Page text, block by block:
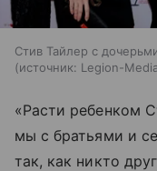
Стив Тайлер с
источник: Legion-Media
«Расти ребенком
мы с братьями и
так, как никто